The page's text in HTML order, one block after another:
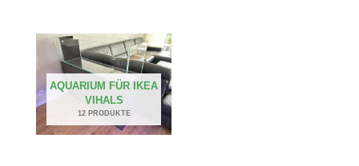
AQUARIUM FÜR IKEA
VIHALS
12 PRODUKTE